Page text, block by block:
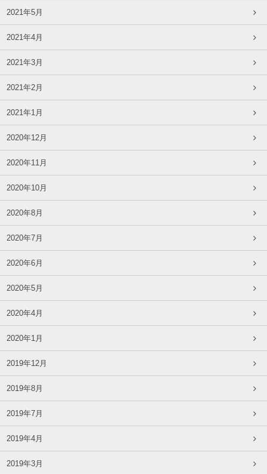
2021年5月
2021年4月
2021年3月
2021年2月
2021年1月
2020年12月
2020年11月
2020年10月
2020年8月
2020年7月
2020年6月
2020年5月
2020年4月
2020年1月
2019年12月
2019年8月
2019年7月
2019年4月
2019年3月